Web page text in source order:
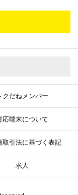
クだねメンバー
応端末について
取引法に基づく表記
求人